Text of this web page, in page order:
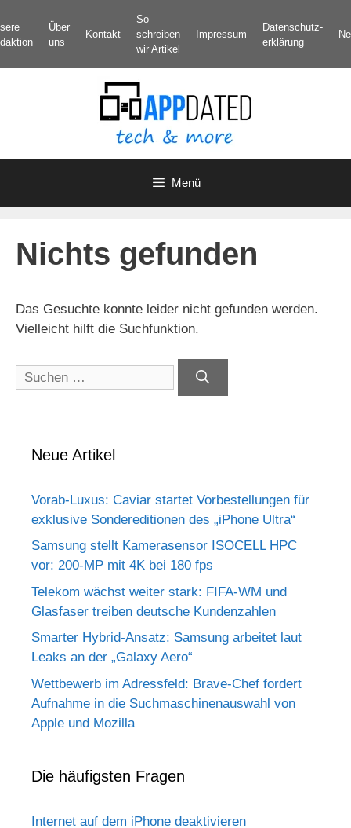
Inhalt
springen
Über
uns
Kontakt
So
schreiben
wir Artikel
Impressum
Datenschutz­
erklärung
Menü
Nichts gefunden
Das Gesuchte konnte leider nicht gefunden werden.
Vielleicht hilft die Suchfunktion.
Suchen
nach:
Neue Artikel
Vorab-Luxus: Caviar startet Vorbestellungen für
exklusive Sondereditionen des „iPhone Ultra“
Samsung stellt Kamerasensor ISOCELL HPC
vor: 200-MP mit 4K bei 180 fps
Telekom wächst weiter stark: FIFA-WM und
Glasfaser treiben deutsche Kundenzahlen
Smarter Hybrid-Ansatz: Samsung arbeitet laut
Leaks an der „Galaxy Aero“
Wettbewerb im Adressfeld: Brave-Chef fordert
Aufnahme in die Suchmaschinenauswahl von
Apple und Mozilla
Die häufigsten Fragen
Internet auf dem iPhone deaktivieren